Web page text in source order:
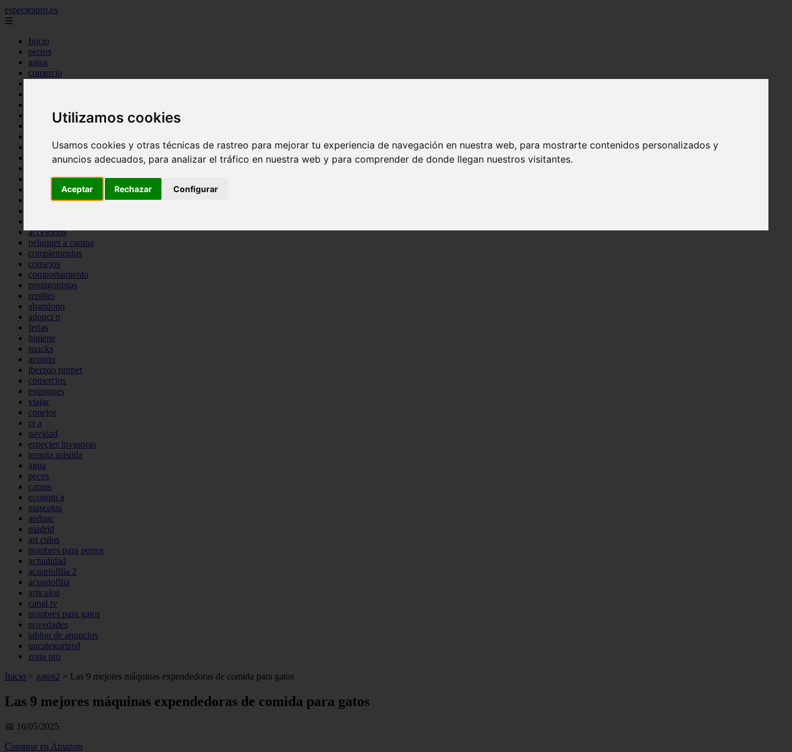
Utilizamos cookies
Usamos cookies y otras técnicas de rastreo para mejorar tu experiencia de navegación en nuestra web, para mostrarte contenidos personalizados y
anuncios adecuados, para analizar el tráfico en nuestra web y para comprender de donde llegan nuestros visitantes.
Aceptar Rechazar Configurar
especiespro.es
☰
Inicio
perros
gatos
comercio
tenencia responsable
mantenimiento
bienestar
peque os mam feros
verano
accesorios
peluquer a canina
complementos
consejos
comportamiento
protagonistas
reptiles
abandono
adopci n
ferias
higiene
snacks
acuario
iberzoo propet
comercios
estanques
viajar
conejos
cr a
navidad
especies invasoras
terapia asistida
agua
peces
camas
econom a
mascotas
aedpac
madrid
art culos
nombres para perros
actualidad
acuariofilia 2
acuariofilia
articulos
canal tv
nombres para gatos
novedades
tablon de anuncios
uncategorized
zona pro
Inicio > gatos2 > Las 9 mejores máquinas expendedoras de comida para gatos
Las 9 mejores máquinas expendedoras de comida para gatos
📅 16/05/2025
Comprar en Amazon